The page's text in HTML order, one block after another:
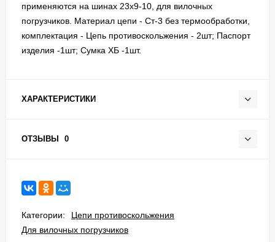
применяются на шинах 23x9-10, для вилочных
погрузчиков. Материал цепи - Ст-3 без термообработки,
комплектация - Цепь противоскольжения - 2шт; Паспорт
изделия -1шт; Сумка ХБ -1шт.
ХАРАКТЕРИСТИКИ
ОТЗЫВЫ 0
Категории:
Цепи противоскольжения
Для вилочных погрузчиков